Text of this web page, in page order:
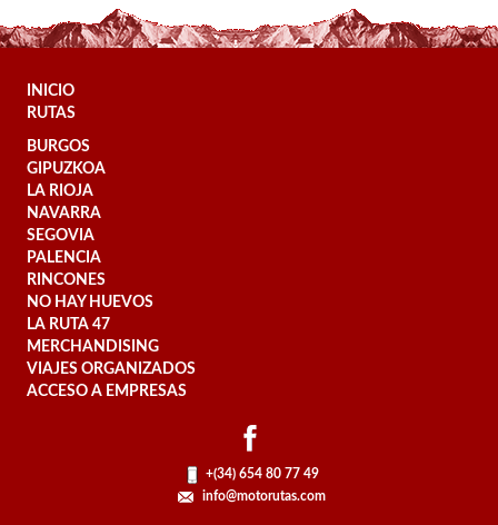
INICIO
RUTAS
BURGOS
GIPUZKOA
LA RIOJA
NAVARRA
SEGOVIA
PALENCIA
RINCONES
NO HAY HUEVOS
LA RUTA 47
MERCHANDISING
VIAJES ORGANIZADOS
ACCESO A EMPRESAS
+(34) 654 80 77 49
info@motorutas.com